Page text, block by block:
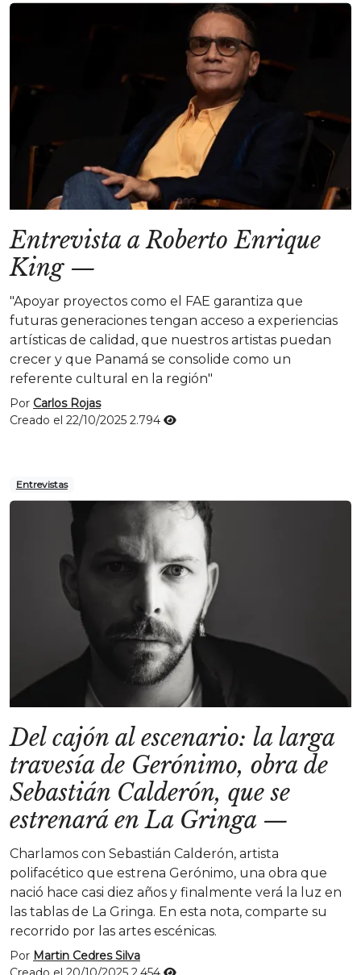
Entrevista a Roberto Enrique
King—
"Apoyar proyectos como el FAE garantiza que
futuras generaciones tengan acceso a experiencias
artísticas de calidad, que nuestros artistas puedan
crecer y que Panamá se consolide como un
referente cultural en la región"
Por Carlos Rojas
Creado el 22/10/2025 2.794
Entrevistas
Del cajón al escenario: la larga
travesía de Gerónimo, obra de
Sebastián Calderón, que se
estrenará en La Gringa —
Charlamos con Sebastián Calderón, artista
polifacético que estrena Gerónimo, una obra que
nació hace casi diez años y finalmente verá la luz en
las tablas de La Gringa. En esta nota, comparte su
recorrido por las artes escénicas.
Por Martin Cedres Silva